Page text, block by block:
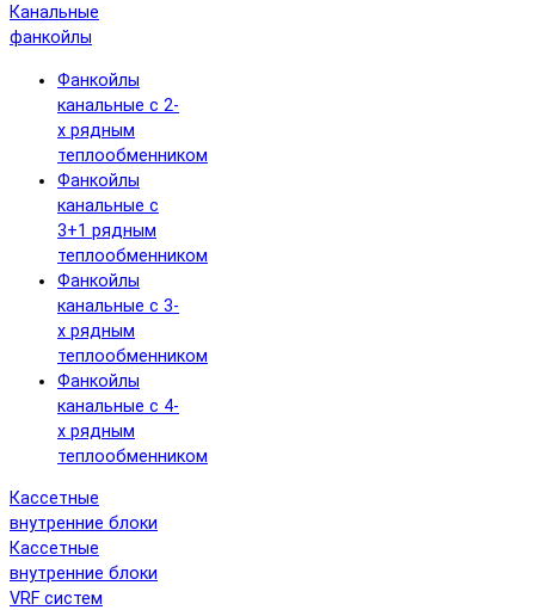
Канальные
фанкойлы
Фанкойлы
канальные с 2-
х рядным
теплообменником
Фанкойлы
канальные с
3+1 рядным
теплообменником
Фанкойлы
канальные с 3-
х рядным
теплообменником
Фанкойлы
канальные с 4-
х рядным
теплообменником
Кассетные
внутренние блоки
Кассетные
внутренние блоки
VRF систем